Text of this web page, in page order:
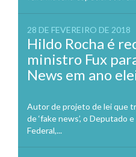
28 DE FEVEREIRO DE 2018
Hildo Rocha é
ministro Fux
News em ano
Autor de projeto de lei que
de ‘fake news’, o Deputado
Federal,...